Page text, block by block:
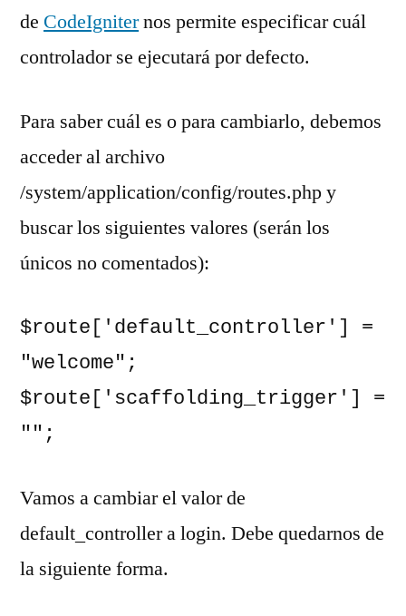
de CodeIgniternos permite especificar cuál
controlador se ejecutará por defecto.
Para saber cuál es o para cambiarlo, debemos
acceder al archivo
/system/application/config/routes.php y
buscar los siguientes valores (serán los
únicos no comentados):
$route['default_controller'] =
"welcome";
$route['scaffolding_trigger'] =
"";
Vamos a cambiar el valor de
default_controller a login. Debe quedarnos de
la siguiente forma.